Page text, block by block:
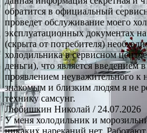
обратится в официальный
проведет обслуживание моего
эксплуатационных документах
(скрыта от потребителя)
холодильника в сервисном
деньги), что является введением
проявлением неуважительного
знакомым и близким людям я не
технику самсунг.
Любишкин Николай / 24.07.2026
У меня холодильник и
никаких нареканий нет.